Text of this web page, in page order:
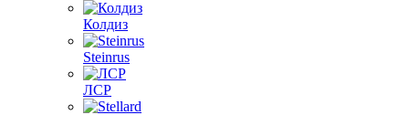
Колдиз
Steinrus
ЛСР